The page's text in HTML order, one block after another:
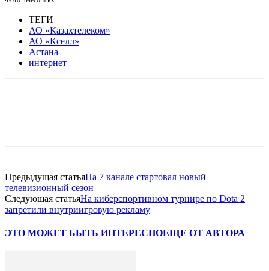
ТЕГИ
АО «Казахтелеком»
АО «Кселл»
Астана
интернет
Предыдущая статьяНа 7 канале стартовал новый
телевизионный сезон
Следующая статьяНа киберспортивном турнире по Dota 2
запретили внутриигровую рекламу
ЭТО МОЖЕТ БЫТЬ ИНТЕРЕСНОЕЩЕ ОТ АВТОРА